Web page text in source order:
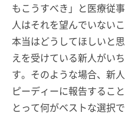
もこうすべき」と医療従
人はそれを望んでいない
本当はどうしてほしいと
えを受けている新人がい
す。そのような場合、新
ピーディーに報告するこ
とって何がベストな選択